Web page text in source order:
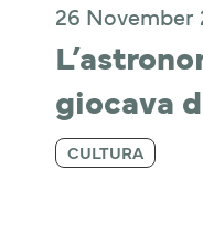
26 November
giocava
CULTURA